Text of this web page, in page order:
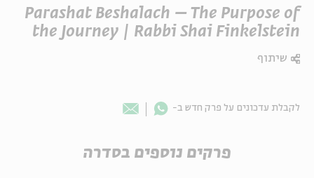
Parashat Beshalach – The Purpose of
the Journey | Rabbi Shai Finkelstein
שיתוף
לקבלת עדכונים על פרק חדש ב- Whatsapp
Email
פרקים נוספים בסדרה